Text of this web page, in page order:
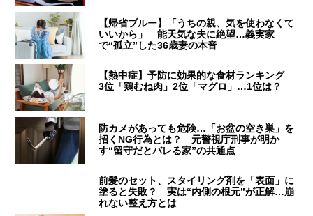
【帰省ブルー】「うちの親、気を使わなくて
いいから」 能天気な夫に絶望…義実家
で“孤立”した36歳妻の本音
【熱中症】予防に効果的な食材ランキング
3位「鶏むね肉」2位「マグロ」…1位は？
防カメがあっても危険…「お盆の空き巣」を
招くNG行為とは？ 元警視庁刑事が明か
す“留守だとバレる家”の共通点
前髪のセット、スタイリング剤を「表面」に
塗ると失敗？ 実は“内側の根元”が正解…崩
れない整え方とは